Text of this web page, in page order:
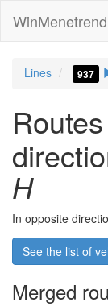
Lines 937
H
In opposite
See the list of
Merged